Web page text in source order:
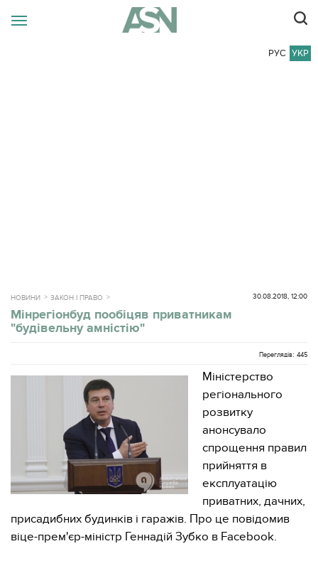
РУС УКР
НОВИНИ ЗАКОН І ПРАВО 30.08.2018, 12:00
Мінрегіонбуд пообіцяв приватникам
"будівельну амністію"
Переглядів: 445
Міністерство
регіонального
розвитку
анонсувало
спрощення правил
прийняття в
експлуатацію
приватних, дачних,
присадибних будинків і гаражів. Про це повідомив
віце-прем'єр-міністр Геннадій Зубко в Facebook.